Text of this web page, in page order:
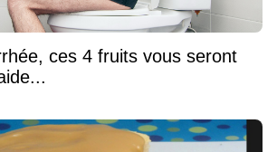
ces 4 fruits vous seront